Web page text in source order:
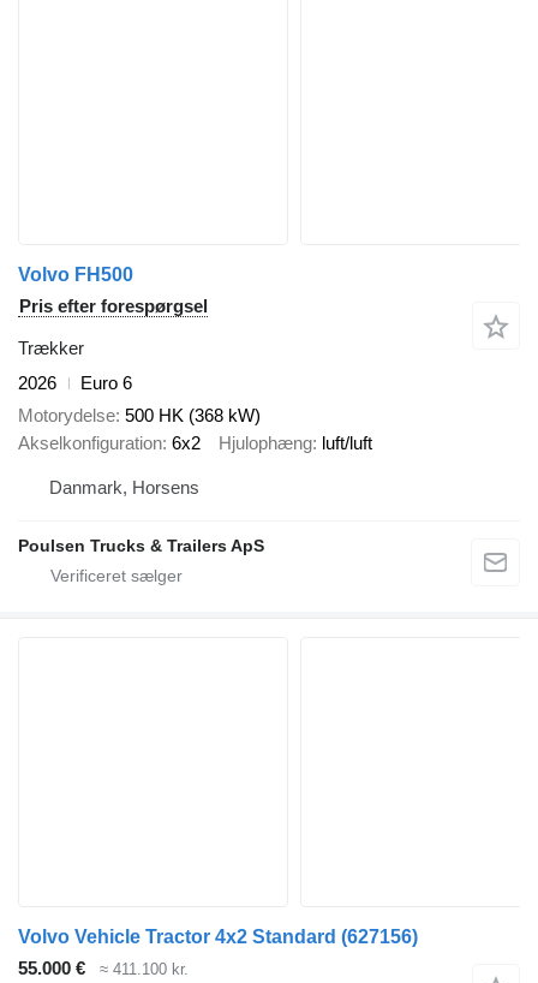
Volvo FH500
Pris efter forespørgsel
Trækker
2026
Euro 6
Motorydelse 500 HK (368 kW)
Akselkonfiguration 6x2 Hjulophæng luft/luft
Danmark, Horsens
Poulsen Trucks & Trailers ApS
Volvo Vehicle Tractor 4x2 Standard (627156)
55.000 €
≈ 411.100 kr.